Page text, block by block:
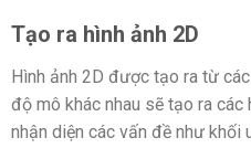
Tạo ra hình ảnh 2D
Hình ảnh 2D được tạo ra từ
độ mô khác nhau sẽ tạo ra
nhận diện các vấn đề như khối